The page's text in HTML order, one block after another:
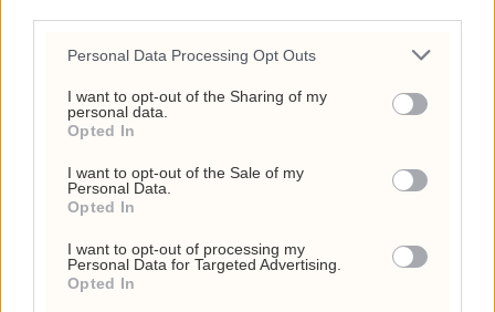
Personal Data Processing Opt Outs
I want to opt-out of the Sharing of my
personal data.
Opted In
I want to opt-out of the Sale of my
Personal Data.
Opted In
I want to opt-out of processing my
Personal Data for Targeted Advertising.
Opted In
Ukens aksje: Kan ta av
etter Trumps Iran-pause
2. august 2026 - 12:17
fra First House for
«Trump-VM»-podkast –
Rødts Mímir Kristjánsson
raser